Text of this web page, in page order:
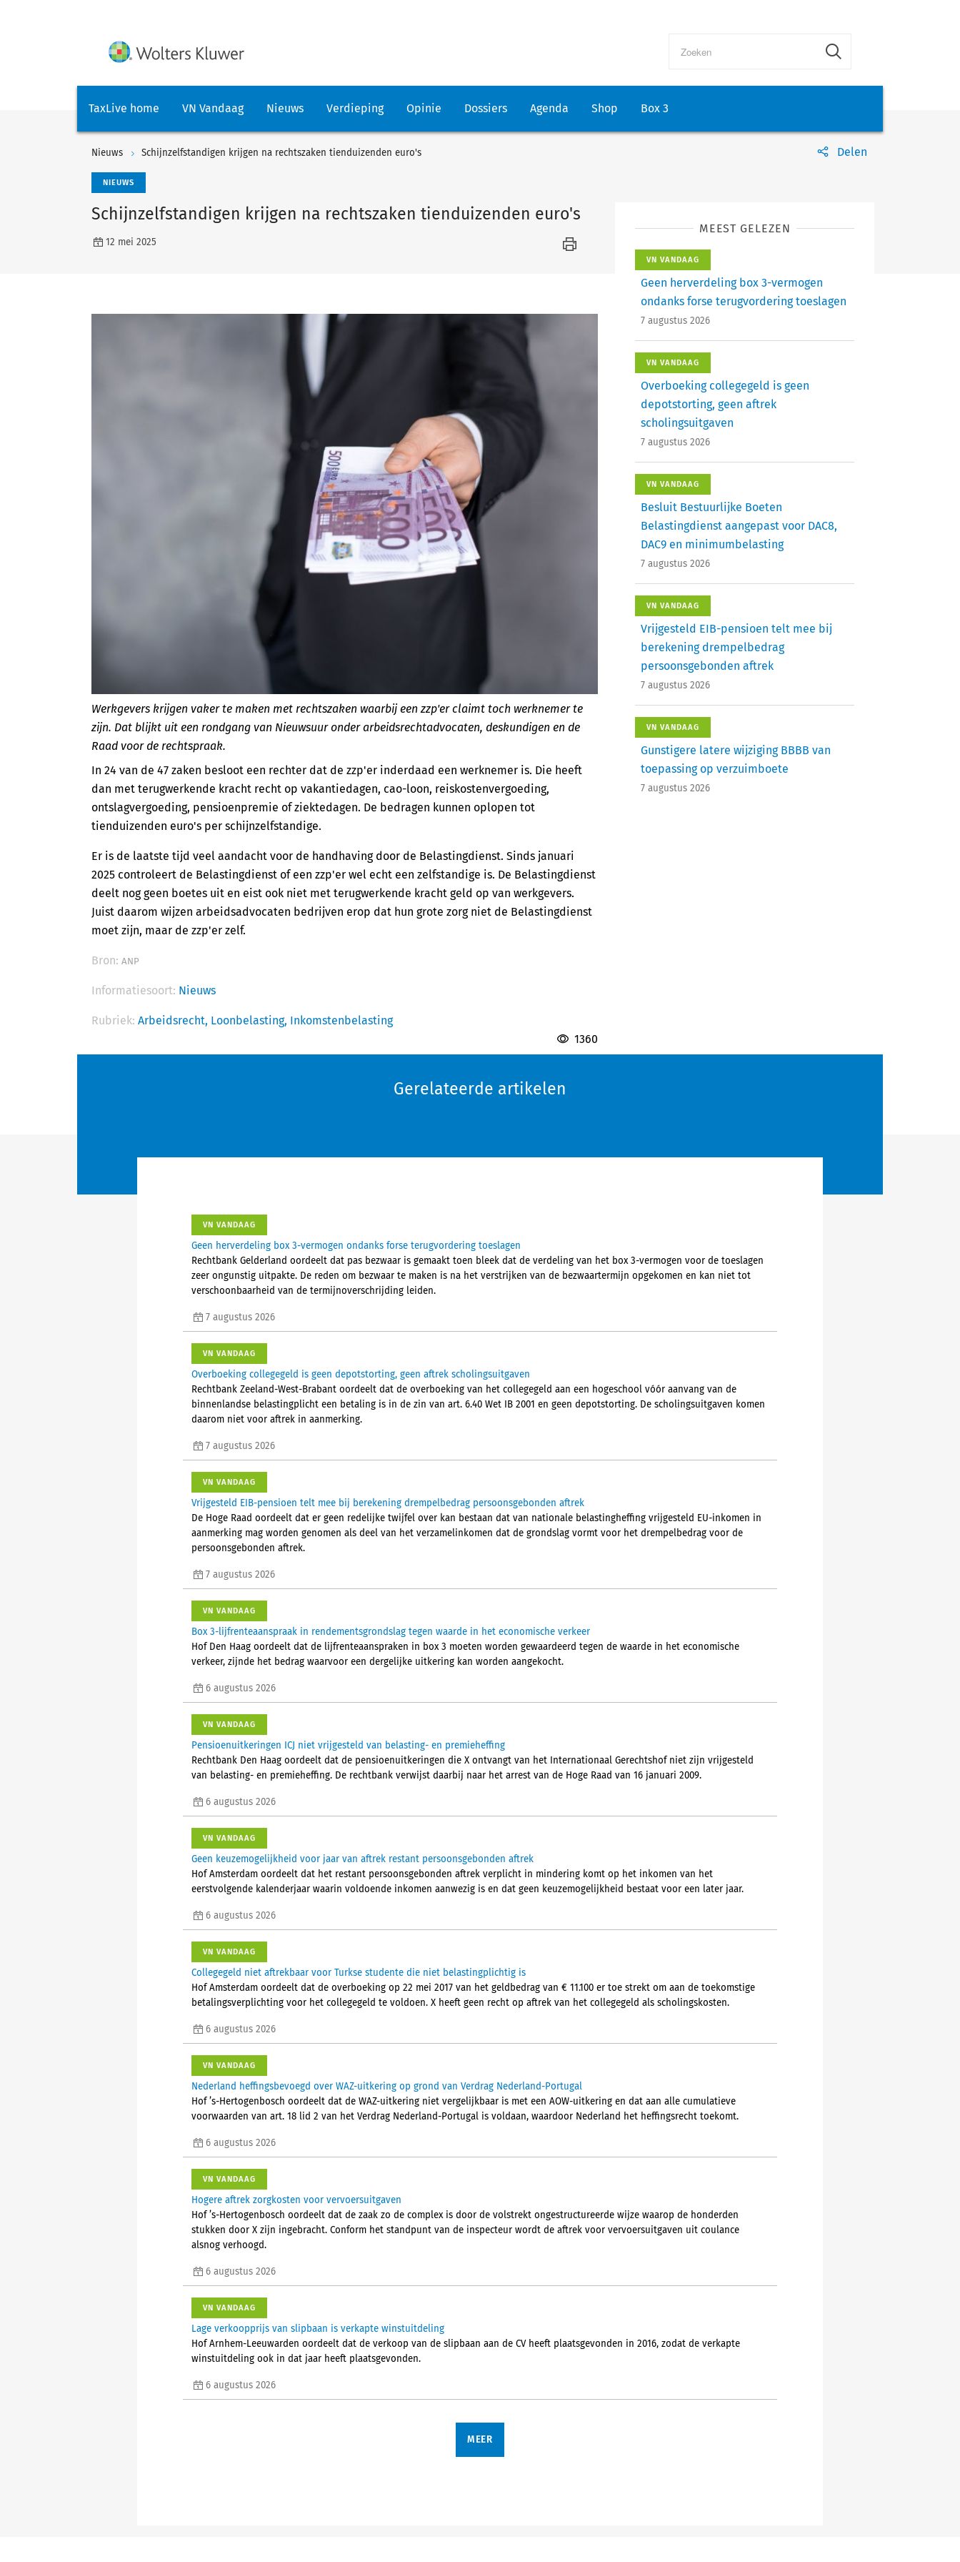
TaxLive home VN Vandaag Nieuws Verdieping Opinie Dossiers Agenda Shop Box 3
Nieuws Schijnzelfstandigen krijgen na rechtszaken tienduizenden euro's Delen
NIEUWS
Schijnzelfstandigen krijgen na rechtszaken tienduizenden euro's
12 mei 2025
Werkgevers krijgen vaker te maken met rechtszaken waarbij een zzp'er claimt toch werknemer te
zijn. Dat blijkt uit een rondgang van Nieuwsuur onder arbeidsrechtadvocaten, deskundigen en de
Raad voor de rechtspraak.
In 24 van de 47 zaken besloot een rechter dat de zzp'er inderdaad een werknemer is. Die heeft
dan met terugwerkende kracht recht op vakantiedagen, cao-loon, reiskostenvergoeding,
ontslagvergoeding, pensioenpremie of ziektedagen. De bedragen kunnen oplopen tot
tienduizenden euro's per schijnzelfstandige.
Er is de laatste tijd veel aandacht voor de handhaving door de Belastingdienst. Sinds januari
2025 controleert de Belastingdienst of een zzp'er wel echt een zelfstandige is. De Belastingdienst
deelt nog geen boetes uit en eist ook niet met terugwerkende kracht geld op van werkgevers.
Juist daarom wijzen arbeidsadvocaten bedrijven erop dat hun grote zorg niet de Belastingdienst
moet zijn, maar de zzp'er zelf.
Bron: ANP
Informatiesoort: Nieuws
Rubriek: Arbeidsrecht, Loonbelasting, Inkomstenbelasting
1360
MEEST GELEZEN
VN VANDAAG
Geen herverdeling box 3-vermogen
ondanks forse terugvordering toeslagen
7 augustus 2026
VN VANDAAG
Overboeking collegegeld is geen
depotstorting, geen aftrek
scholingsuitgaven
7 augustus 2026
VN VANDAAG
Besluit Bestuurlijke Boeten
Belastingdienst aangepast voor DAC8,
DAC9 en minimumbelasting
7 augustus 2026
VN VANDAAG
Vrijgesteld EIB-pensioen telt mee bij
berekening drempelbedrag
persoonsgebonden aftrek
7 augustus 2026
VN VANDAAG
Gunstigere latere wijziging BBBB van
toepassing op verzuimboete
7 augustus 2026
Gerelateerde artikelen
VN VANDAAG
Geen herverdeling box 3-vermogen ondanks forse terugvordering toeslagen
Rechtbank Gelderland oordeelt dat pas bezwaar is gemaakt toen bleek dat de verdeling van het box 3-vermogen voor de toeslagen
zeer ongunstig uitpakte. De reden om bezwaar te maken is na het verstrijken van de bezwaartermijn opgekomen en kan niet tot
verschoonbaarheid van de termijnoverschrijding leiden.
7 augustus 2026
VN VANDAAG
Overboeking collegegeld is geen depotstorting, geen aftrek scholingsuitgaven
Rechtbank Zeeland-West-Brabant oordeelt dat de overboeking van het collegegeld aan een hogeschool vóór aanvang van de
binnenlandse belastingplicht een betaling is in de zin van art. 6.40 Wet IB 2001 en geen depotstorting. De scholingsuitgaven komen
daarom niet voor aftrek in aanmerking.
7 augustus 2026
VN VANDAAG
Vrijgesteld EIB-pensioen telt mee bij berekening drempelbedrag persoonsgebonden aftrek
De Hoge Raad oordeelt dat er geen redelijke twijfel over kan bestaan dat van nationale belastingheffing vrijgesteld EU-inkomen in
aanmerking mag worden genomen als deel van het verzamelinkomen dat de grondslag vormt voor het drempelbedrag voor de
persoonsgebonden aftrek.
7 augustus 2026
VN VANDAAG
Box 3-lijfrenteaanspraak in rendementsgrondslag tegen waarde in het economische verkeer
Hof Den Haag oordeelt dat de lijfrenteaanspraken in box 3 moeten worden gewaardeerd tegen de waarde in het economische
verkeer, zijnde het bedrag waarvoor een dergelijke uitkering kan worden aangekocht.
6 augustus 2026
VN VANDAAG
Pensioenuitkeringen ICJ niet vrijgesteld van belasting- en premieheffing
Rechtbank Den Haag oordeelt dat de pensioenuitkeringen die X ontvangt van het Internationaal Gerechtshof niet zijn vrijgesteld
van belasting- en premieheffing. De rechtbank verwijst daarbij naar het arrest van de Hoge Raad van 16 januari 2009.
6 augustus 2026
VN VANDAAG
Geen keuzemogelijkheid voor jaar van aftrek restant persoonsgebonden aftrek
Hof Amsterdam oordeelt dat het restant persoonsgebonden aftrek verplicht in mindering komt op het inkomen van het
eerstvolgende kalenderjaar waarin voldoende inkomen aanwezig is en dat geen keuzemogelijkheid bestaat voor een later jaar.
6 augustus 2026
VN VANDAAG
Collegegeld niet aftrekbaar voor Turkse studente die niet belastingplichtig is
Hof Amsterdam oordeelt dat de overboeking op 22 mei 2017 van het geldbedrag van € 11.100 er toe strekt om aan de toekomstige
betalingsverplichting voor het collegegeld te voldoen. X heeft geen recht op aftrek van het collegegeld als scholingskosten.
6 augustus 2026
VN VANDAAG
Nederland heffingsbevoegd over WAZ-uitkering op grond van Verdrag Nederland-Portugal
Hof ’s-Hertogenbosch oordeelt dat de WAZ-uitkering niet vergelijkbaar is met een AOW-uitkering en dat aan alle cumulatieve
voorwaarden van art. 18 lid 2 van het Verdrag Nederland-Portugal is voldaan, waardoor Nederland het heffingsrecht toekomt.
6 augustus 2026
VN VANDAAG
Hogere aftrek zorgkosten voor vervoersuitgaven
Hof ’s-Hertogenbosch oordeelt dat de zaak zo de complex is door de volstrekt ongestructureerde wijze waarop de honderden
stukken door X zijn ingebracht. Conform het standpunt van de inspecteur wordt de aftrek voor vervoersuitgaven uit coulance
alsnog verhoogd.
6 augustus 2026
VN VANDAAG
Lage verkoopprijs van slipbaan is verkapte winstuitdeling
Hof Arnhem-Leeuwarden oordeelt dat de verkoop van de slipbaan aan de CV heeft plaatsgevonden in 2016, zodat de verkapte
winstuitdeling ook in dat jaar heeft plaatsgevonden.
6 augustus 2026
MEER